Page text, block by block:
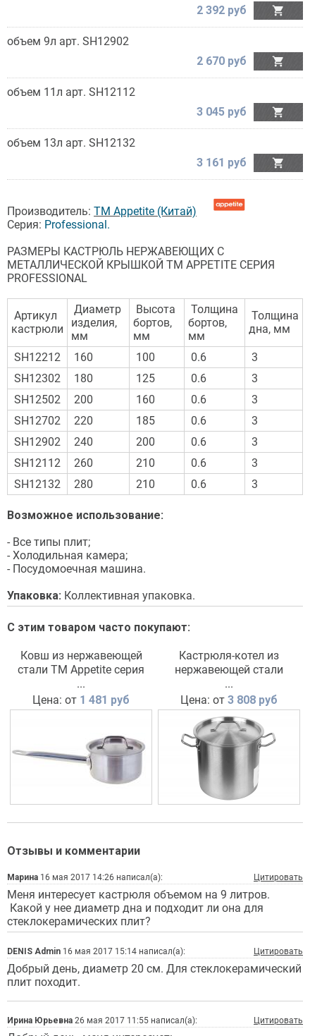

2 392 руб
объем 9л арт. SH12902

2 670 руб
объем 11л арт. SH12112

3 045 руб
объем 13л арт. SH12132

3 161 руб
Производитель: TM Appetite (Китай)
Серия: Professional.
РАЗМЕРЫ КАСТРЮЛЬ НЕРЖАВЕЮЩИХ С
МЕТАЛЛИЧЕСКОЙ КРЫШКОЙ TM APPETITE СЕРИЯ
PROFESSIONAL
Артикул
кастрюли
Диаметр
изделия,
мм
Высота
бортов,
мм
Толщина
бортов,
мм
Толщина
дна, мм
SH12212 160 100 0.6
3
SH12302
180 125 0.6
3
SH12502
200 160 0.6
3
SH12702
220 185 0.6
3
SH12902
240 200 0.6
3
SH12112
260 210 0.6
3
SH12132
280 210 0.6 3
Возможное использование:
- Все типы плит;
- Холодильная камера;
- Посудомоечная машина.
Упаковка: Коллективная упаковка.
С этим товаром часто покупают:
Ковш из нержавеющей
стали TM Appetite cерия
Professional
...
Цена: от 1 481 руб
Кастрюля-котел из
нержавеющей стали
Professional TM Appetite
...
Цена: от 3 808 руб
Отзывы и комментарии
Марина 16 мая 2017 14:26 написал(а): Цитировать
Меня интересует кастрюля объемом на 9 литров.
Какой у нее диаметр дна и подходит ли она для
стеклокерамических плит?
DENIS Admin 16 мая 2017 15:14 написал(а): Цитировать
Добрый день, диаметр 20 см. Для стеклокерамический
плит походит.
Ирина Юрьевна 26 мая 2017 11:55 написал(а): Цитировать